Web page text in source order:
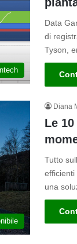
Data
di
Tyson,
Diana
Le
Tutto
efficienti
una